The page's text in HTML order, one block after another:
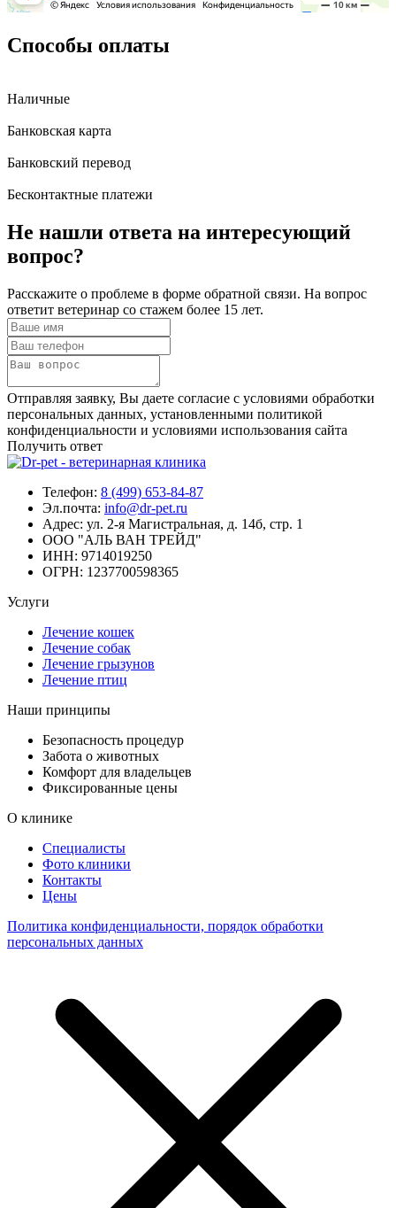
Способы оплаты
Наличные
Банковская карта
Банковский перевод
Бесконтактные платежи
Не нашли ответа на интересующий
вопрос?
Расскажите о проблеме в форме обратной связи. На вопрос
ответит ветеринар со стажем более 15 лет.
Отправляя заявку, Вы даете согласие с условиями обработки
персональных данных, установленными политикой
конфиденциальности и условиями использования сайта
Получить ответ
Телефон: 8 (499) 653-84-87
Эл.почта: info@dr-pet.ru
Адрес: ул. 2-я Магистральная, д. 14б, стр. 1
ООО "АЛЬ ВАН ТРЕЙД"
ИНН: 9714019250
ОГРН: 1237700598365
Услуги
Лечение кошек
Лечение собак
Лечение грызунов
Лечение птиц
Наши принципы
Безопасность процедур
Забота о животных
Комфорт для владельцев
Фиксированные цены
О клинике
Специалисты
Фото клиники
Контакты
Цены
Политика конфиденциальности, порядок обработки
персональных данных